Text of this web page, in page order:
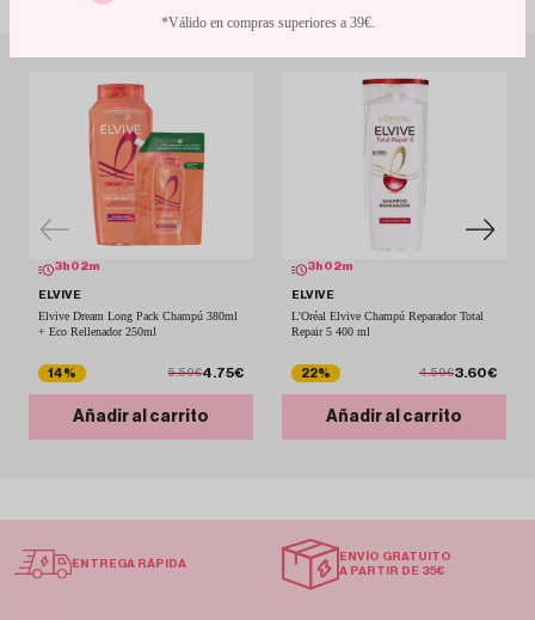
3 h 02m
ELVIVE
Elvive Dream Long Pack Champú 380ml
+ Eco Rellenador 250ml
14% 5.50€4.75€
Añadir al carrito
3 h 02m
ELVIVE
L'Oréal Elvive Champú Reparador Total
Repair 5 400 ml
22% 4.59€3.60€
Añadir al carrito
ENTREGA RÁPIDA
ENVÍO GRATUITO
A PARTIR DE 35€
*Válido en compras superiores a 39€.